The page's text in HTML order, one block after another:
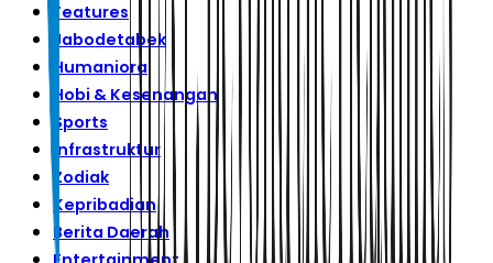
Features
Jabodetabek
Humaniora
Hobi & Kesenangan
Sports
Infrastruktur
Zodiak
Kepribadian
Berita Daerah